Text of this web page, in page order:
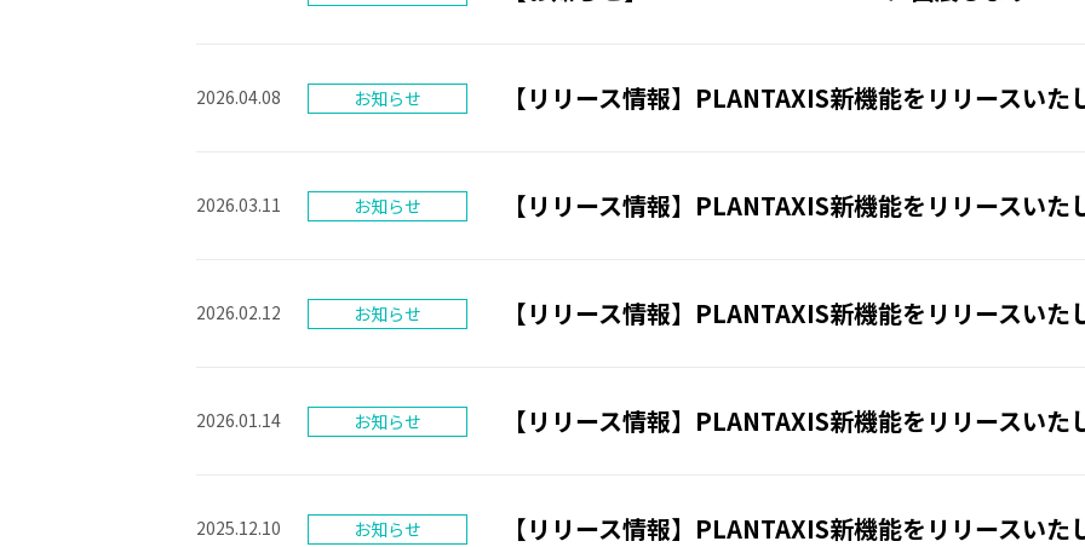
2026.04.08 【リリース情報】PLANTAXIS新機能をリリースいた
2026.03.11 【リリース情報】PLANTAXIS新機能をリリースいた
2026.02.12 【リリース情報】PLANTAXIS新機能をリリースいた
2026.01.14 【リリース情報】PLANTAXIS新機能をリリースいた
2025.12.10 【リリース情報】PLANTAXIS新機能をリリースいた